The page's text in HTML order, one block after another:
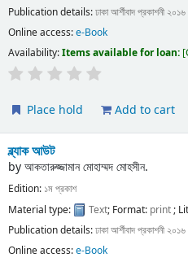
Publication details:ঢাকাআর্শীবাদ প্রকাশনী ২০১৬
Online access:e-Book
Availability:Items available for loan:
Place hold Add to cart
ব্ল্যাক আউট
byআকতারুজ্জামান মোহাম্মদ মোহসীন.
Edition: ১ম প্রকাশ
Material type:
Text; Format: print;
Publication details:ঢাকাআর্শীবাদ প্রকাশনী ২০১৬
Online access:e-Book